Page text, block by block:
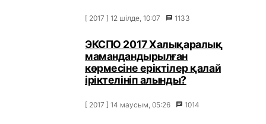
[ 2017 ] 12 шілде, 10:07 1133
ЭКСПО 2017 Халықаралық
мамандандырылған
көрмесіне еріктілер қалай
іріктелініп алынды?
[ 2017 ] 14 маусым, 05:26 1014